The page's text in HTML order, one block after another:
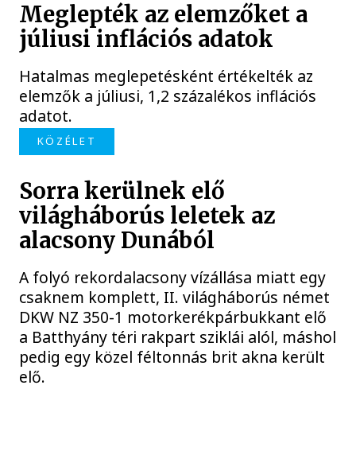
Meglepték az elemzőket a
júliusi inflációs adatok
Hatalmas meglepetésként értékelték az
elemzők a júliusi, 1,2 százalékos inflációs
adatot.
KÖZÉLET
Sorra kerülnek elő
világháborús leletek az
alacsony Dunából
A folyó rekordalacsony vízállása miatt egy
csaknem komplett, II. világháborús német
DKW NZ 350-1 motorkerékpárbukkant elő
a Batthyány téri rakpart sziklái alól, máshol
pedig egy közel féltonnás brit akna került
elő.